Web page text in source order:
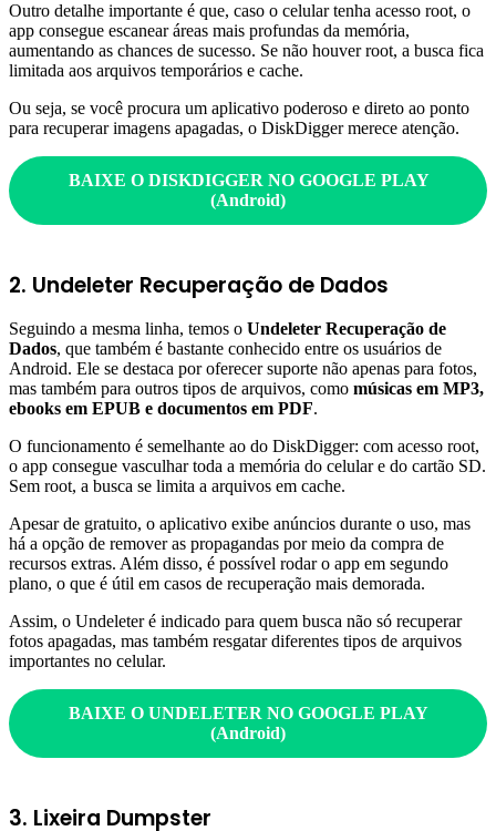
Outro detalhe importante é que, caso o celular tenha acesso root, o
app consegue escanear áreas mais profundas da memória,
aumentando as chances de sucesso. Se não houver root, a busca fica
limitada aos arquivos temporários e cache.
Ou seja, se você procura um aplicativo poderoso e direto ao ponto
para recuperar imagens apagadas, o DiskDigger merece atenção.
BAIXE O DISKDIGGER NO GOOGLE PLAY
(Android)
2. Undeleter Recuperação de Dados
Seguindo a mesma linha, temos o Undeleter Recuperação de
Dados, que também é bastante conhecido entre os usuários de
Android. Ele se destaca por oferecer suporte não apenas para fotos,
mas também para outros tipos de arquivos, como músicas em MP3,
ebooks em EPUB e documentos em PDF.
O funcionamento é semelhante ao do DiskDigger: com acesso root,
o app consegue vasculhar toda a memória do celular e do cartão SD.
Sem root, a busca se limita a arquivos em cache.
Apesar de gratuito, o aplicativo exibe anúncios durante o uso, mas
há a opção de remover as propagandas por meio da compra de
recursos extras. Além disso, é possível rodar o app em segundo
plano, o que é útil em casos de recuperação mais demorada.
Assim, o Undeleter é indicado para quem busca não só recuperar
fotos apagadas, mas também resgatar diferentes tipos de arquivos
importantes no celular.
BAIXE O UNDELETER NO GOOGLE PLAY
(Android)
3. Lixeira Dumpster